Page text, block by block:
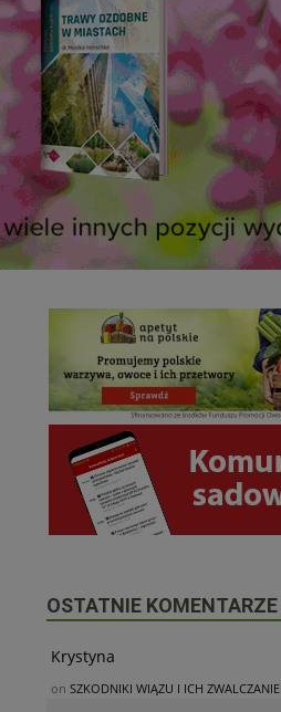
OSTATNIE KOMENTARZE
Krystyna
on SZKODNIKI WIĄZU I ICH ZWALCZANIE